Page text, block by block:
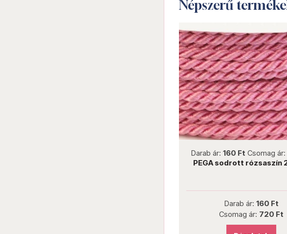
Népszerű
Darab ár: 160 Ft Csomag ár:
PEGA sodrott rózsaszín
Darab ár: 160 Ft
Csomag ár: 720 Ft